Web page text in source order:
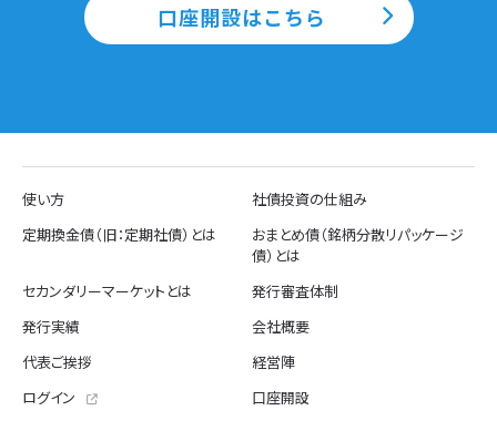
口座開設はこちら
使い方
社債投資の仕組み
定期換金債（旧：定期社債）とは
おまとめ債（銘柄分散リパッケージ
債）とは
セカンダリーマーケットとは
発行審査体制
発行実績
会社概要
代表ご挨拶
経営陣
ログイン
口座開設